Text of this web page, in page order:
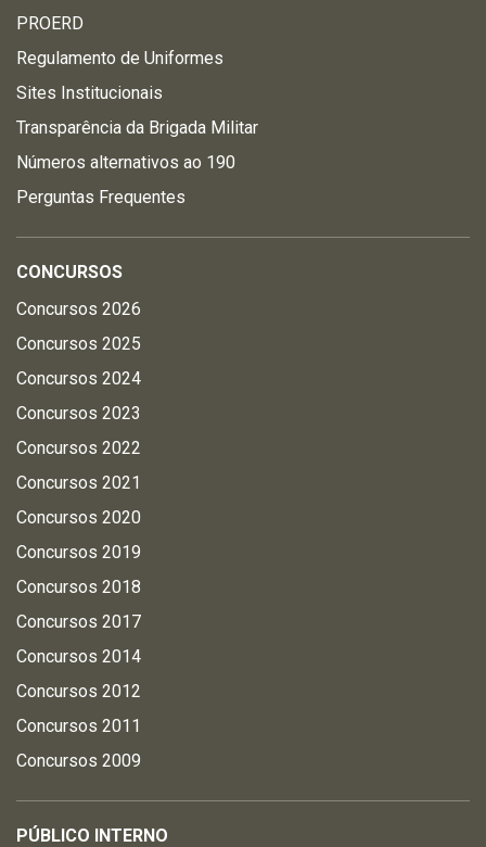
PROERD
Regulamento de Uniformes
Sites Institucionais
Transparência da Brigada Militar
Números alternativos ao 190
Perguntas Frequentes
CONCURSOS
Concursos 2026
Concursos 2025
Concursos 2024
Concursos 2023
Concursos 2022
Concursos 2021
Concursos 2020
Concursos 2019
Concursos 2018
Concursos 2017
Concursos 2014
Concursos 2012
Concursos 2011
Concursos 2009
PÚBLICO INTERNO